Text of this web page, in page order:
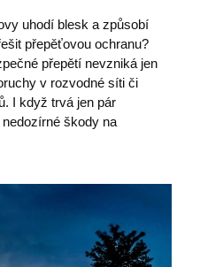
uhodí blesk a způsobí
přepěťovou ochranu?
přepětí nevzniká jen
v rozvodné síti či
I když trvá jen pár
škody na